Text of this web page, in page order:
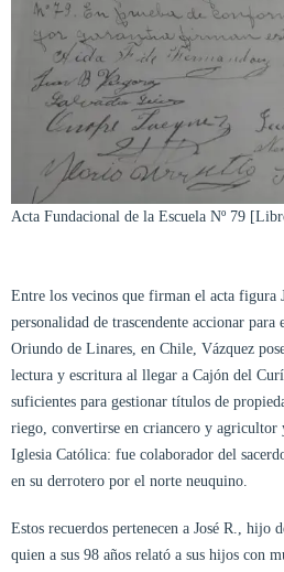
Acta Fundacional de la Escuela Nº 79
Entre los vecinos que firman el acta figura
personalidad de trascendente accionar
Oriundo de Linares, en Chile, Vázquez
lectura y escritura al llegar a Cajón del
suficientes para gestionar títulos de
riego, convertirse en criancero y agricultor
Iglesia Católica: fue colaborador del
en su derrotero por el norte neuquino.
Estos recuerdos pertenecen a José R., hijo
quien a sus 98 años relató a sus hijos con